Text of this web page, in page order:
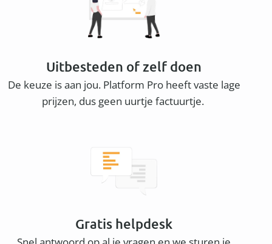
Uitbesteden of zelf doen
De keuze is aan jou. Platform Pro heeft vaste lage
prijzen, dus geen uurtje factuurtje.
Gratis helpdesk